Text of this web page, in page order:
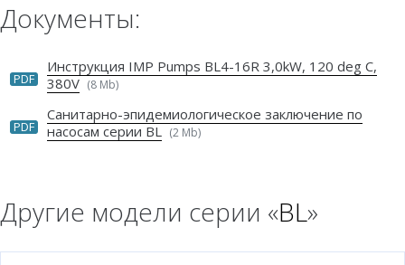
Документы:
PDF
Инструкция IMP Pumps BL4-16R 3,0kW, 120 deg C,
380V (8 Mb)
PDF
Санитарно-эпидемиологическое заключение по
насосам серии BL (2 Mb)
Другие модели серии «BL»